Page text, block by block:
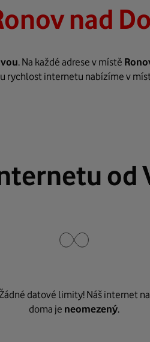
nad
. Na každé adrese v místě
rychlost internetu nabízíme v
od
datové limity! Náš internet na
doma je neomezený.